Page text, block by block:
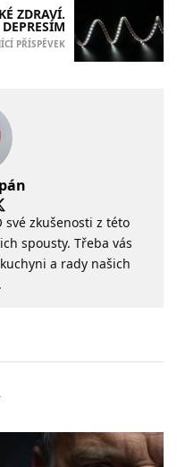
ZDRAVÍ.
PŘÍSPĚVEK
své zkušenosti z této
spousty. Třeba vás
a rady našich